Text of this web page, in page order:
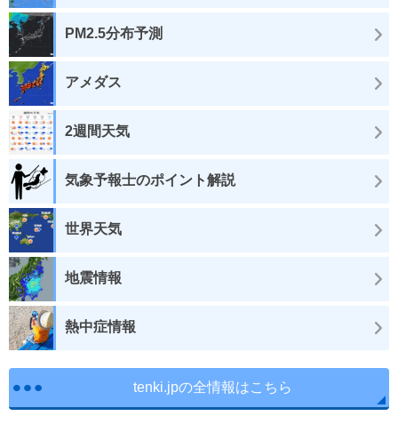
PM2.5分布予測
アメダス
2週間天気
気象予報士のポイント解説
世界天気
地震情報
熱中症情報
tenki.jpの全情報はこちら